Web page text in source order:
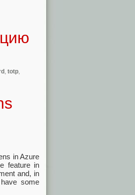
totp
in Azure
feature in
and, in
some